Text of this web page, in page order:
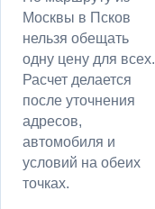
Москвы в Псков
нельзя обещать
одну цену для всех.
Расчет делается
после уточнения
адресов,
автомобиля и
условий на обеих
точках.